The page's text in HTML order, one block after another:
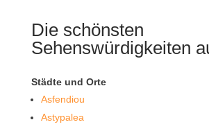
Die schönsten
Sehenswürdigkeiten
Städte und Orte
Asfendiou
Astypalea